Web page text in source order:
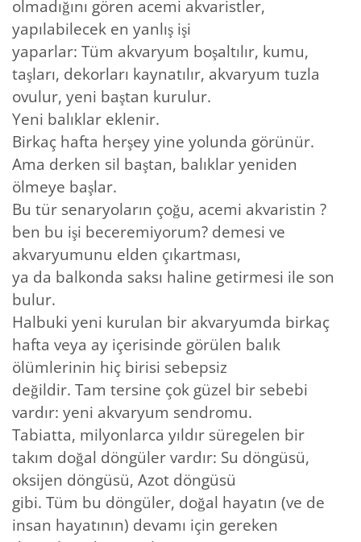
olmadığını gören acemi akvaristler,
yapılabilecek en yanlış işi
yaparlar: Tüm akvaryum boşaltılır, kumu,
taşları, dekorları kaynatılır, akvaryum tuzla
ovulur, yeni baştan kurulur.
Yeni balıklar eklenir.
Birkaç hafta herşey yine yolunda görünür.
Ama derken sil baştan, balıklar yeniden
ölmeye başlar.
Bu tür senaryoların çoğu, acemi akvaristin ?
ben bu işi beceremiyorum? demesi ve
akvaryumunu elden çıkartması,
ya da balkonda saksı haline getirmesi ile son
bulur.
Halbuki yeni kurulan bir akvaryumda birkaç
hafta veya ay içerisinde görülen balık
ölümlerinin hiç birisi sebepsiz
değildir. Tam tersine çok güzel bir sebebi
vardır: yeni akvaryum sendromu.
Tabiatta, milyonlarca yıldır süregelen bir
takım doğal döngüler vardır: Su döngüsü,
oksijen döngüsü, Azot döngüsü
gibi. Tüm bu döngüler, doğal hayatın (ve de
insan hayatının) devamı için gereken